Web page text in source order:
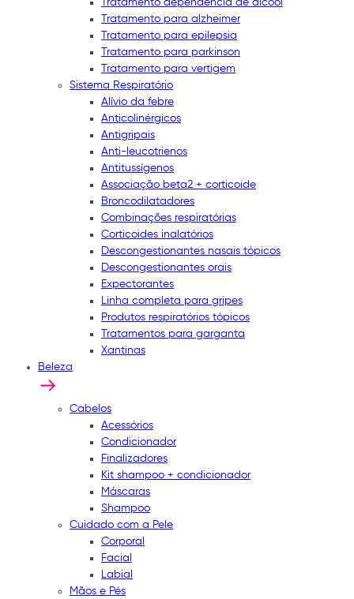
Tratamento dependência de álcool
Tratamento para alzheimer
Tratamento para epilepsia
Tratamento para parkinson
Tratamento para vertigem
Sistema Respiratório
Alívio da febre
Anticolinérgicos
Antigripais
Anti-leucotrienos
Antitussígenos
Associação beta2 + corticoide
Broncodilatadores
Combinações respiratórias
Corticoides inalatórios
Descongestionantes nasais tópicos
Descongestionantes orais
Expectorantes
Linha completa para gripes
Produtos respiratórios tópicos
Tratamentos para garganta
Xantinas
Beleza
Cabelos
Acessórios
Condicionador
Finalizadores
Kit shampoo + condicionador
Máscaras
Shampoo
Cuidado com a Pele
Corporal
Facial
Labial
Mãos e Pés